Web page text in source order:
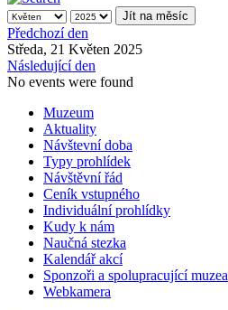
Jít na měsíc
Předchozí den
Středa, 21 Květen 2025
Následující den
No events were found
Muzeum
Aktuality
Návštevní doba
Typy prohlídek
Návštěvní řád
Ceník vstupného
Individuální prohlídky
Kudy k nám
Naučná stezka
Kalendář akcí
Sponzoři a spolupracující muzea
Webkamera